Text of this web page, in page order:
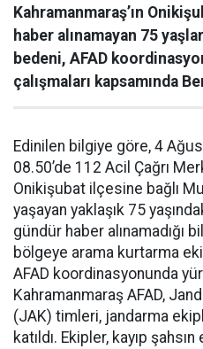
Kahramanmaraş’ın
haber alınamayan 75
bedeni, AFAD
çalışmaları kapsamında
Edinilen bilgiye göre, 4
08.50’de 112 Acil Çağrı
Onikişubat ilçesine bağlı
yaşayan yaklaşık 75
gündür haber alınamadığı
bölgeye arama kurtarma
AFAD koordinasyonunda
Kahramanmaraş AFAD,
(JAK) timleri, jandarma
katıldı. Ekipler, kayıp